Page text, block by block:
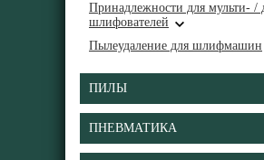
Принадлежности для мульти- /
шлифователей
Пылеудаление для шлифмашин
ПИЛЫ
ПНЕВМАТИКА